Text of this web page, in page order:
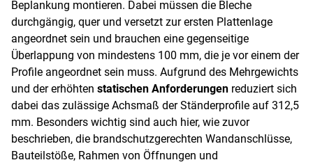
Beplankung montieren. Dabei müssen die Bleche
durchgängig, quer und versetzt zur ersten Plattenlage
angeordnet sein und brauchen eine gegenseitige
Überlappung von mindestens 100 mm, die je vor einem der
Profile angeordnet sein muss. Aufgrund des Mehrgewichts
und der erhöhten statischen Anforderungen reduziert sich
dabei das zulässige Achsmaß der Ständerprofile auf 312,5
mm. Besonders wichtig sind auch hier, wie zuvor
beschrieben, die brandschutzgerechten Wandanschlüsse,
Bauteilstöße, Rahmen von Öffnungen und